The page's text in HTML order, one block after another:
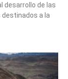
desarrollo de las
a la